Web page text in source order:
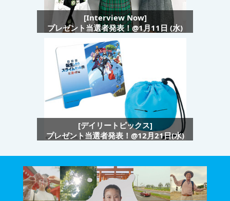
[Interview Now]
プレゼント当選者発表！@1月11日 (水)
[デイリートピックス]
プレゼント当選者発表！@12月21日(水)